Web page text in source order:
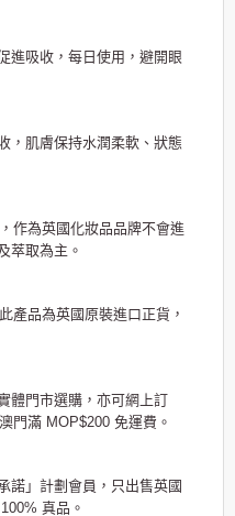
進吸收，每日使用，避開眼
，肌膚保持水潤柔軟、狀態
作為英國化妝品品牌不會進
萃取為主。
產品為英國原裝進口正貨，
體門市選購，亦可網上訂
門滿 MOP$200 免運費。
諾」計劃會員，只出售英國
真品。